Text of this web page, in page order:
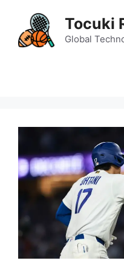
content
Tocuki
Global